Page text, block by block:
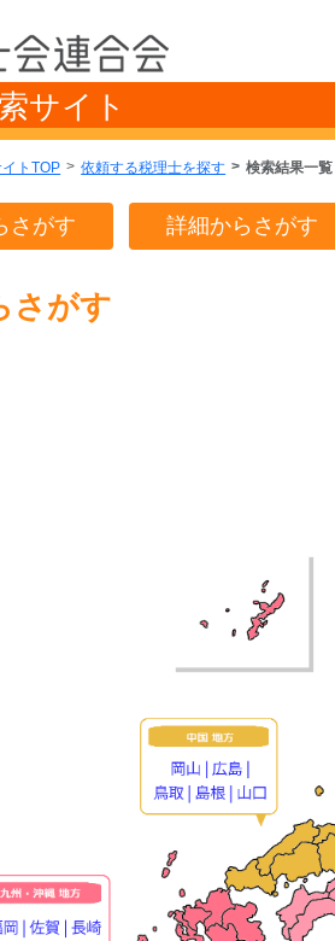
サイト
トTOP 依頼する税理士を探す 検索結果一覧
さがす 詳細からさがす
さがす